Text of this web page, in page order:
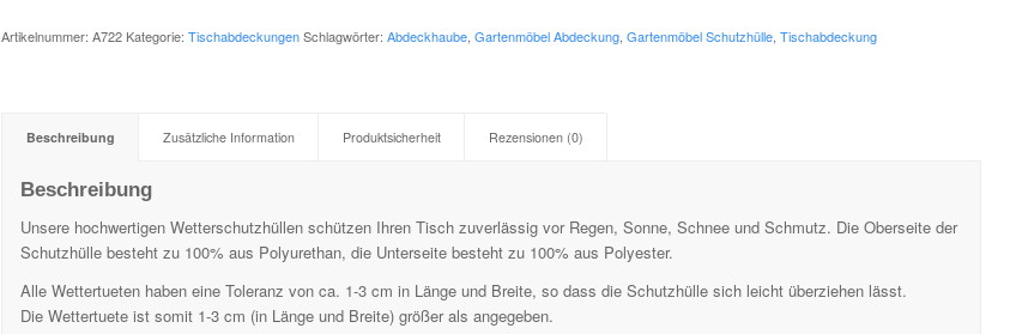
Artikelnummer: A722 Kategorie: Tischabdeckungen Schlagwörter: Abdeckhaube, Gartenmöbel Abdeckung, Gartenmöbel Schutzhülle, Tischabdeckung
Beschreibung Zusätzliche Information Produktsicherheit Rezensionen (0)
Beschreibung
Unsere hochwertigen Wetterschutzhüllen schützen Ihren Tisch zuverlässig vor Regen, Sonne, Schnee und Schmutz. Die Oberseite der
Schutzhülle besteht zu 100% aus Polyurethan, die Unterseite besteht zu 100% aus Polyester.
Alle Wettertueten haben eine Toleranz von ca. 1-3 cm in Länge und Breite, so dass die Schutzhülle sich leicht überziehen lässt.
Die Wettertuete ist somit 1-3 cm (in Länge und Breite) größer als angegeben.